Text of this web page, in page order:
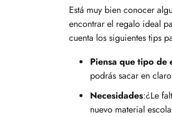
Está muy bien conocer
encontrar el regalo ideal
cuenta los siguientes tips
Piensa que tipo de
podrás sacar en
Necesidades:¿Le
nuevo material